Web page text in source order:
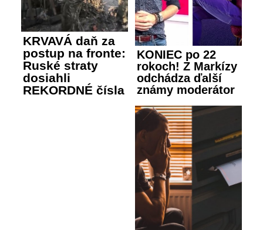
KRVAVÁ daň za
postup na fronte:
Ruské straty
dosiahli
REKORDNÉ čísla
KONIEC po 22
rokoch! Z Markízy
odchádza ďalší
známy moderátor